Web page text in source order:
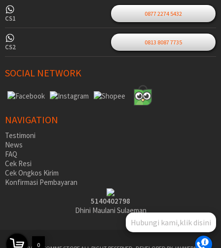
Hubungi kami,klik disini
0
CS1
0877 2274 5432
CS2
0813 8087 7735
SOCIAL NETWORK
NAVIGATION
Testimoni
News
FAQ
Cek Resi
Cek Ongkos Kirim
Konfirmasi Pembayaran
5140402798
Dhini Maulani Sulaeman